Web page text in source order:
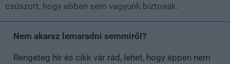
csúszott, hogy ebben sem vagyunk biztosak.
Nem akarsz lemaradni semmiről?
Rengeteg hír és cikk vár rád, lehet, hogy éppen nem